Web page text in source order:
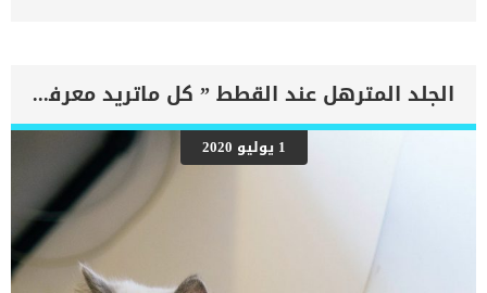
اعراض وعلامات تضخم القلب عند الكلاب فى هذا المقال سنطلعك على
بعض العلامات التي تشير إلى أن كلبك قد اقترب من مرحلة يحتافيها إلى
رعاية المسنين أو قد تفكر في القتل الرحيم. يمكننا اختصار هذه العلامات
على شكل مجموعة من المراحل التى يتدرجها الكلب الى ان يصل الى
النهاية. اهم علامات وفاة الكلاب بسبب قصور القلب الاحتقانى كما ذكرنا
ستكون هذه العلامات عبارة عن مراحل متدرجة الى المرحلة الاخيرة وهى
الوفاة. _المرحلة الاولى, تظهر ان الكلب معرض لخطر الإصابة بسرطان
القلب ، ولكن ليس لديه أعراض ولا تغييرات في القلب. _المرحلة
الجلد المترهل عند القطط ” كل ماتريد معرفته”
1 يوليو 2020